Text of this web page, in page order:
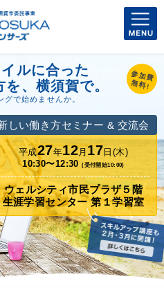
参加費
無料!
ルに合った
、横須賀で。
グで始めませんか。
しい働き方セミナー & 交流会
平成27年12月 17 日(木)
10:30〜12:30 (受付開始10:00)
ウェルシティ市民プラザ５階
生涯学習センター 第１学習室